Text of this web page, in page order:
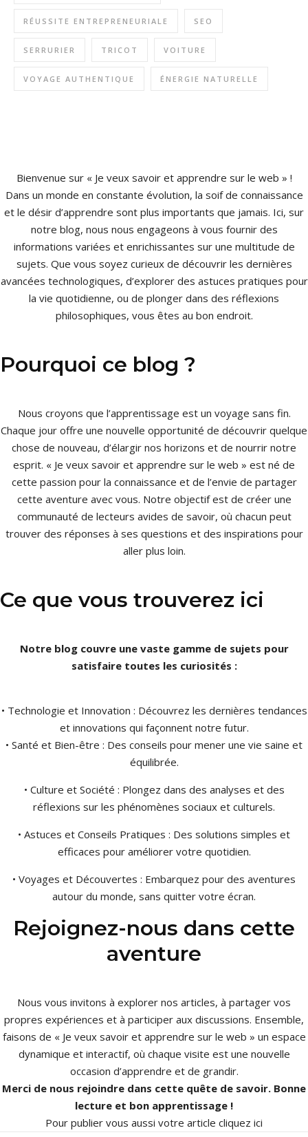
RÉUSSITE ENTREPRENEURIALE SEO
SERRURIER TRICOT VOITURE
VOYAGE AUTHENTIQUE ÉNERGIE NATURELLE
Bienvenue sur « Je veux savoir et apprendre sur le web » !
Dans un monde en constante évolution, la soif de connaissance
et le désir d’apprendre sont plus importants que jamais. Ici, sur
notre blog, nous nous engageons à vous fournir des
informations variées et enrichissantes sur une multitude de
sujets. Que vous soyez curieux de découvrir les dernières
avancées technologiques, d’explorer des astuces pratiques pour
la vie quotidienne, ou de plonger dans des réflexions
philosophiques, vous êtes au bon endroit.
Pourquoi ce blog ?
Nous croyons que l’apprentissage est un voyage sans fin.
Chaque jour offre une nouvelle opportunité de découvrir quelque
chose de nouveau, d’élargir nos horizons et de nourrir notre
esprit. « Je veux savoir et apprendre sur le web » est né de
cette passion pour la connaissance et de l’envie de partager
cette aventure avec vous. Notre objectif est de créer une
communauté de lecteurs avides de savoir, où chacun peut
trouver des réponses à ses questions et des inspirations pour
aller plus loin.
Ce que vous trouverez ici
Notre blog couvre une vaste gamme de sujets pour
satisfaire toutes les curiosités :
• Technologie et Innovation : Découvrez les dernières tendances
et innovations qui façonnent notre futur.
• Santé et Bien-être : Des conseils pour mener une vie saine et
équilibrée.
• Culture et Société : Plongez dans des analyses et des
réflexions sur les phénomènes sociaux et culturels.
• Astuces et Conseils Pratiques : Des solutions simples et
efficaces pour améliorer votre quotidien.
• Voyages et Découvertes : Embarquez pour des aventures
autour du monde, sans quitter votre écran.
Rejoignez-nous dans cette
aventure
Nous vous invitons à explorer nos articles, à partager vos
propres expériences et à participer aux discussions. Ensemble,
faisons de « Je veux savoir et apprendre sur le web » un espace
dynamique et interactif, où chaque visite est une nouvelle
occasion d’apprendre et de grandir.
Merci de nous rejoindre dans cette quête de savoir. Bonne
lecture et bon apprentissage !
Pour publier vous aussi votre article cliquez ici